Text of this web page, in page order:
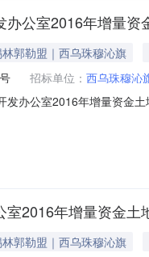
公室2016年增量资
郭勒盟｜西乌珠穆沁旗
招标单位： 西乌珠穆沁
发办公室2016年增量资金
发布了2016年增量资金
2016年增量资金
郭勒盟｜西乌珠穆沁旗